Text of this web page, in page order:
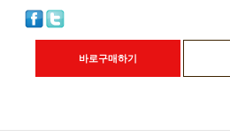
바로구매하기